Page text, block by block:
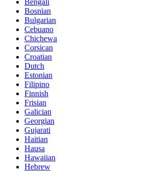
Bengali
Bosnian
Bulgarian
Cebuano
Chichewa
Corsican
Croatian
Dutch
Estonian
Filipino
Finnish
Frisian
Galician
Georgian
Gujarati
Haitian
Hausa
Hawaiian
Hebrew